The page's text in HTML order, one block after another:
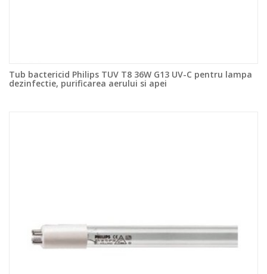
Tub bactericid Philips TUV T8 36W G13 UV-C pentru lampa
dezinfectie, purificarea aerului si apei